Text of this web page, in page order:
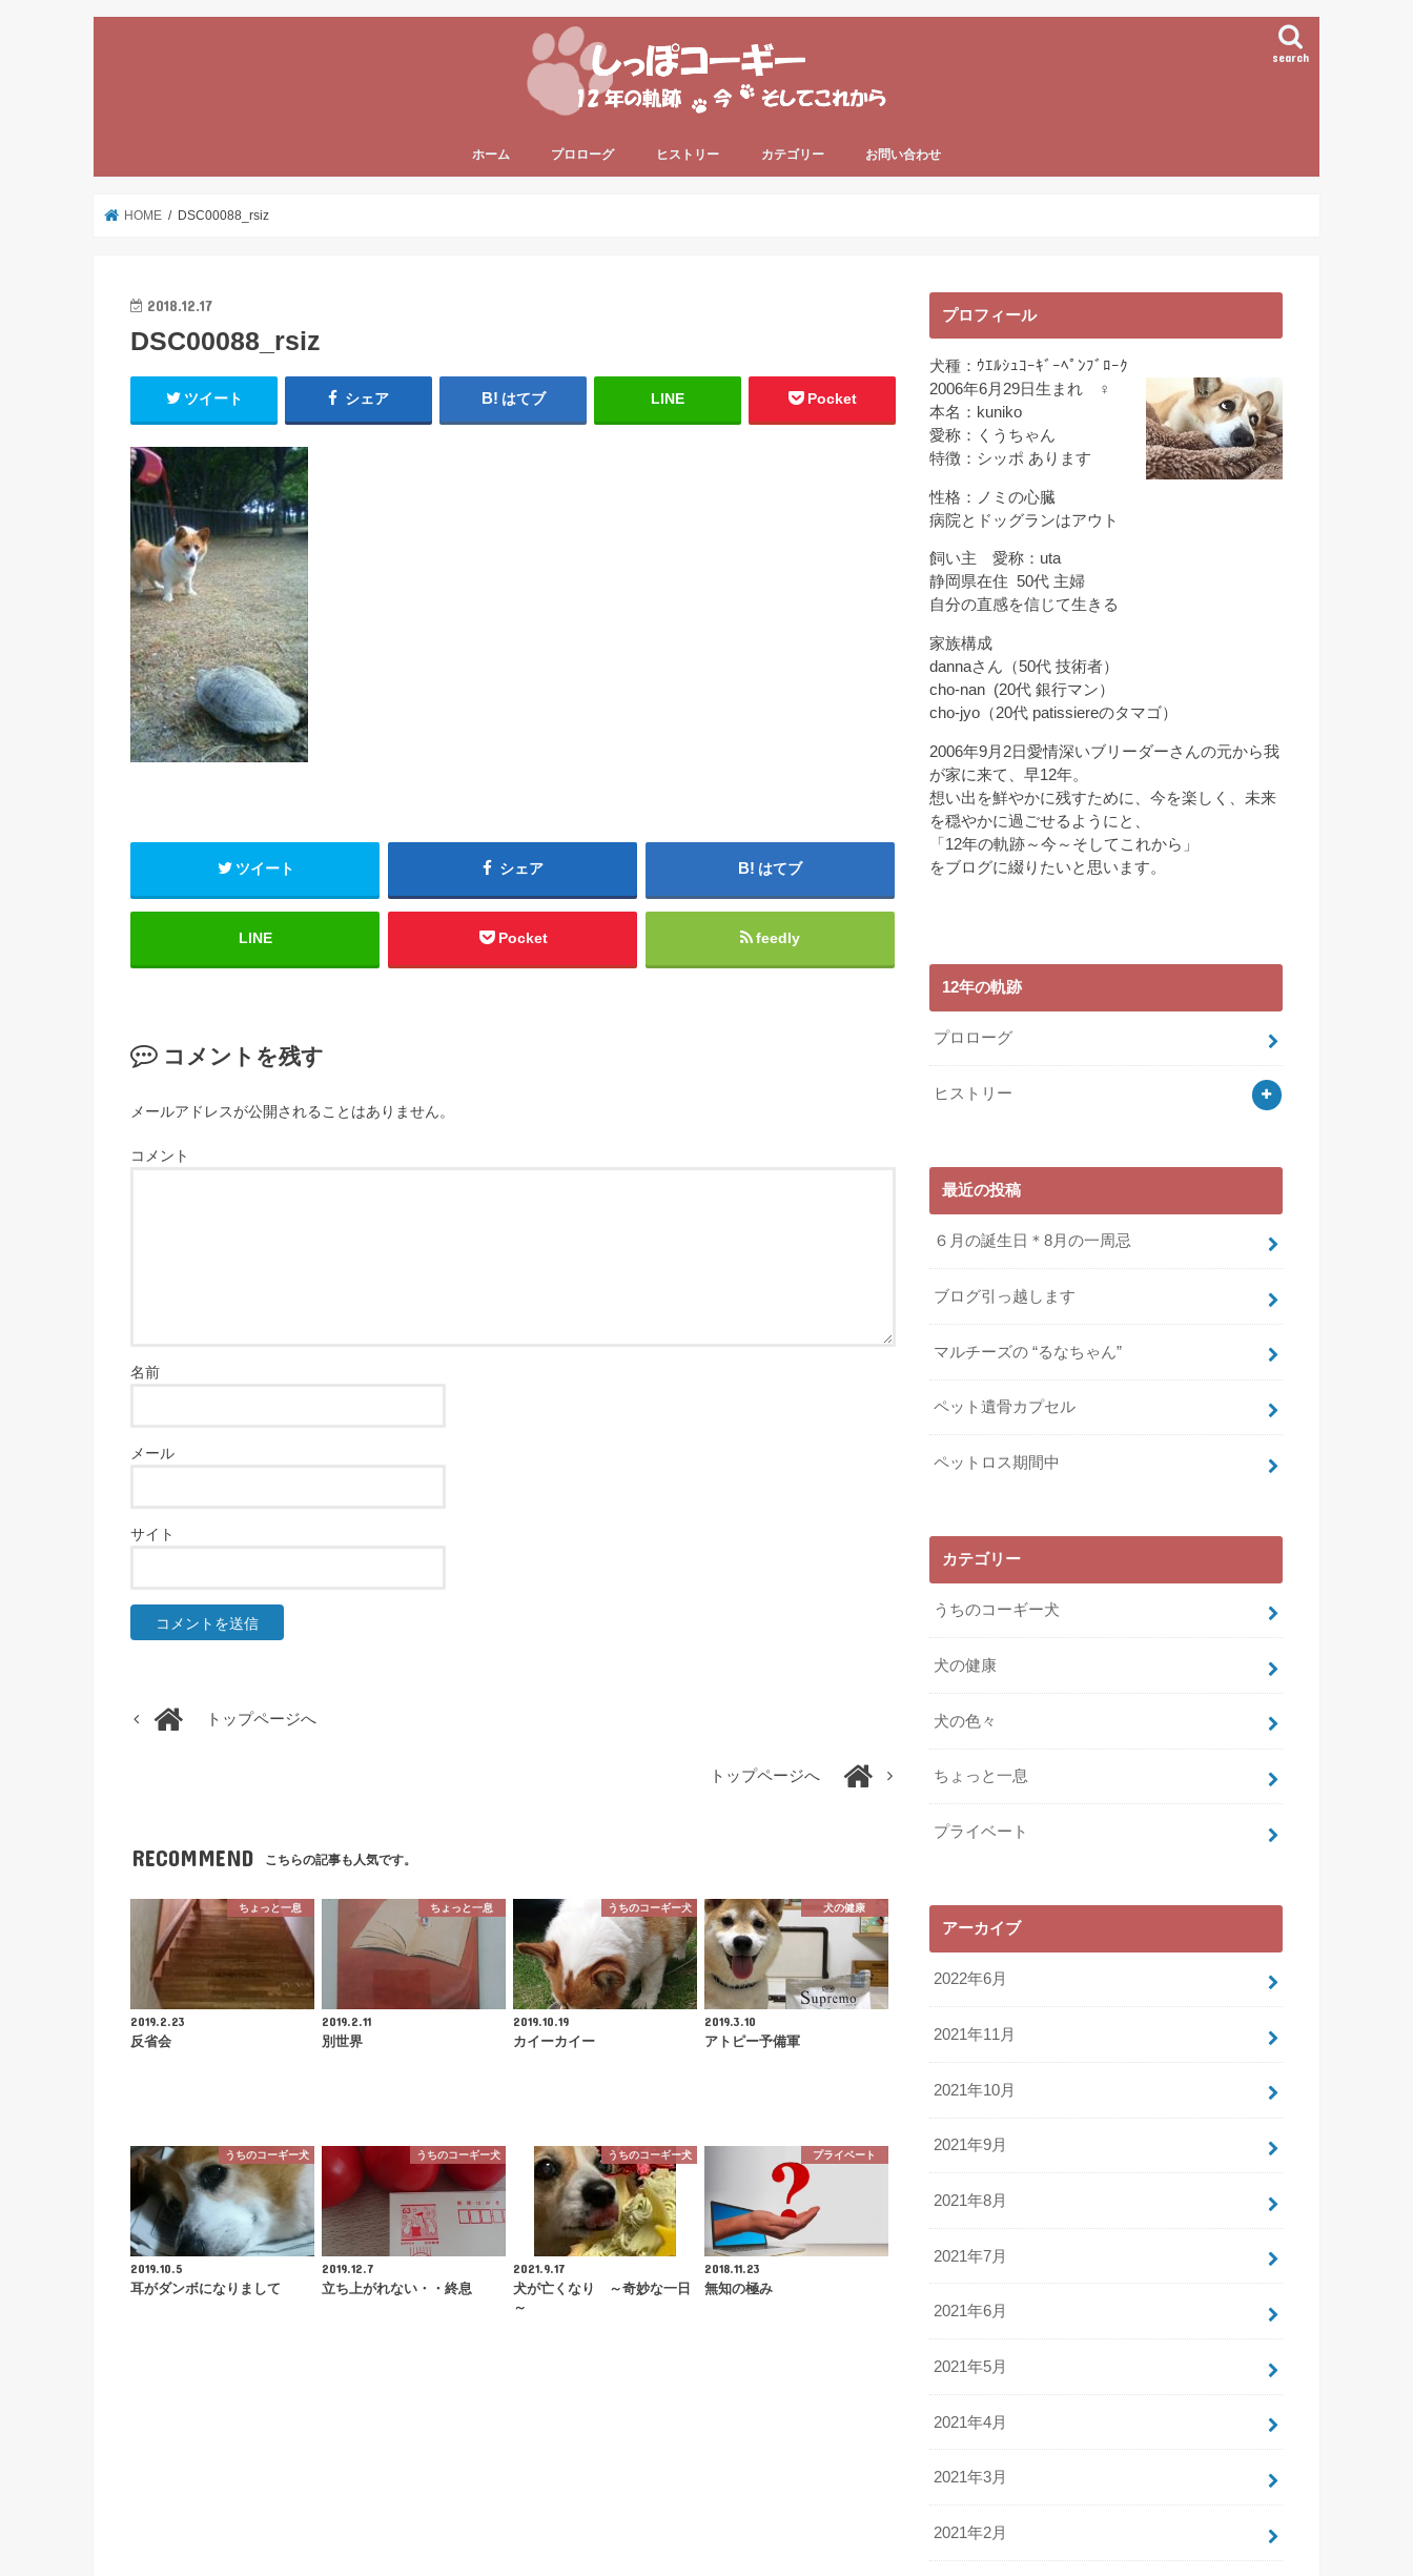
search
ホーム プロローグ ヒストリー カテゴリー お問い合わせ
HOME DSC00088_rsiz
2018.12.17
DSC00088_rsiz
ツイート シェア はてブ LINE Pocket
ツイート シェア はてブ
LINE Pocket feedly
コメントを残す
メールアドレスが公開されることはありません。
コメント
名前
メール
サイト
トップページへ
トップページへ
RECOMMEND こちらの記事も人気です。
ちょっと一息
2019.2.23
反省会
ちょっと一息
2019.2.11
別世界
うちのコーギー犬
2019.10.19
カイーカイー
犬の健康
2019.3.10
アトピー予備軍
うちのコーギー犬
2019.10.5
耳がダンボになりまして
うちのコーギー犬
2019.12.7
立ち上がれない・・終息
うちのコーギー犬
2021.9.17
犬が亡くなり ～奇妙な一日
～
プライベート
2018.11.23
無知の極み
プロフィール
犬種：ｳｴﾙｼｭｺｰｷﾞｰﾍﾟﾝﾌﾞﾛｰｸ
2006年6月29日生まれ ♀
本名：kuniko
愛称：くうちゃん
特徴：シッポ あります
性格：ノミの心臓
病院とドッグランはアウト
飼い主 愛称：uta
静岡県在住 50代 主婦
自分の直感を信じて生きる
家族構成
dannaさん（50代 技術者）
cho-nan (20代 銀行マン）
cho-jyo（20代 patissiereのタマゴ）
2006年9月2日愛情深いブリーダーさんの元から我
が家に来て、早12年。
想い出を鮮やかに残すために、今を楽しく、未来
を穏やかに過ごせるようにと、
「12年の軌跡～今～そしてこれから」
をブログに綴りたいと思います。
12年の軌跡
プロローグ
ヒストリー
最近の投稿
６月の誕生日＊8月の一周忌
ブログ引っ越します
マルチーズの “るなちゃん”
ペット遺骨カプセル
ペットロス期間中
カテゴリー
うちのコーギー犬
犬の健康
犬の色々
ちょっと一息
プライベート
アーカイブ
2022年6月
2021年11月
2021年10月
2021年9月
2021年8月
2021年7月
2021年6月
2021年5月
2021年4月
2021年3月
2021年2月